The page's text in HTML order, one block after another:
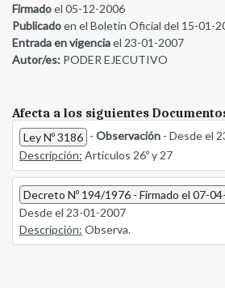
Firmadoel 05-12-2006
Publicadoen el Boletín Oficial del 15-01-
Entrada en vigenciael 23-01-2007
Autor/es: PODER EJECUTIVO
Afecta a los siguientes
Ley Nº 3186 - Observación - Desde el
Descripción: Artículos 26º y 27
Decreto Nº 194/1976 - Firmado el 07-
Desde el 23-01-2007
Descripción: Observa.